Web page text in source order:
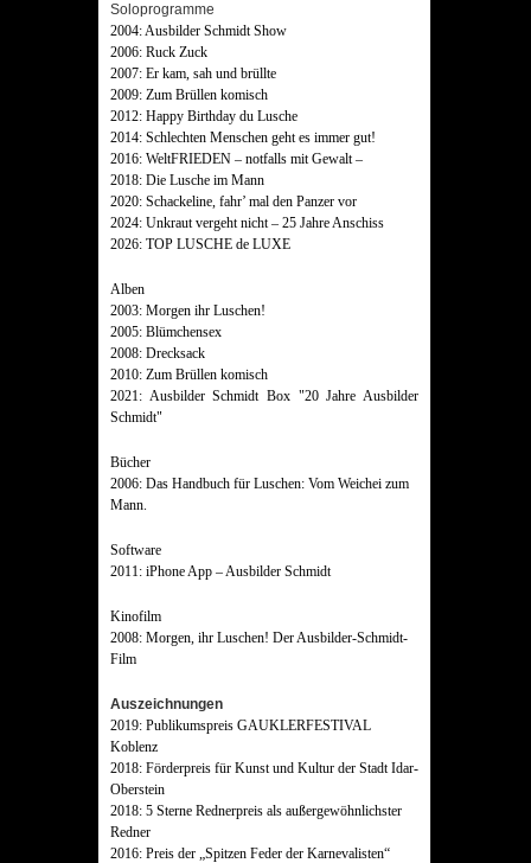
Soloprogramme
2004: Ausbilder Schmidt Show
2006: Ruck Zuck
2007: Er kam, sah und brüllte
2009: Zum Brüllen komisch
2012: Happy Birthday du Lusche
2014: Schlechten Menschen geht es immer gut!
2016: WeltFRIEDEN – notfalls mit Gewalt –
2018: Die Lusche im Mann
2020: Schackeline, fahr’ mal den Panzer vor
2024: Unkraut vergeht nicht – 25 Jahre Anschiss
2026: TOP LUSCHE de LUXE
Alben
2003: Morgen ihr Luschen!
2005: Blümchensex
2008: Drecksack
2010: Zum Brüllen komisch
2021: Ausbilder Schmidt Box "20 Jahre Ausbilder
Schmidt"
Bücher
2006: Das Handbuch für Luschen: Vom Weichei zum
Mann.
Software
2011: iPhone App – Ausbilder Schmidt
Kinofilm
2008: Morgen, ihr Luschen! Der Ausbilder-Schmidt-
Film
Auszeichnungen
2019: Publikumspreis GAUKLERFESTIVAL
Koblenz
2018: Förderpreis für Kunst und Kultur der Stadt Idar-
Oberstein
2018: 5 Sterne Rednerpreis als außergewöhnlichster
Redner
2016: Preis der „Spitzen Feder der Karnevalisten“